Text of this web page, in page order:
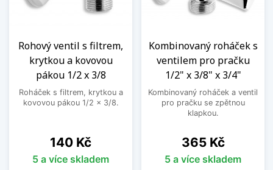
Rohový ventil s filtrem,
krytkou a kovovou
pákou 1/2 x 3/8
Roháček s filtrem, krytkou a
kovovou pákou 1/2 x 3/8.
Cena
140 Kč
5 a více skladem
Kombinovaný roháček s
ventilem pro pračku
1/2" x 3/8" x 3/4"
Kombinovaný roháček a ventil
pro pračku se zpětnou
klapkou.
Cena
365 Kč
5 a více skladem